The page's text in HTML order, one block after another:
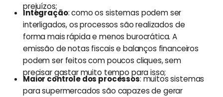
prejuízos;
Integração: como os sistemas podem ser
interligados, os processos são realizados de
forma mais rápida e menos burocrática. A
emissão de notas fiscais e balanços financeiros
podem ser feitos com poucos cliques, sem
precisar gastar muito tempo para isso;
Maior controle dos processos: muitos sistemas
para supermercados são capazes de gerar